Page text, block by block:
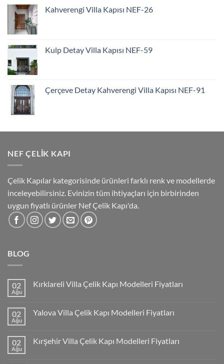
Kahverengi Villa Kapısı NEF-26
Kulp Detay Villa Kapısı NEF-59
Çerçeve Detay Kahverengi Villa Kapısı NEF-91
NEF ÇELIK KAPI
Çelik Kapılar kategorisinde ürünleri farklı renk ve modellerde
inceleyebilirsiniz. Evinizin tüm ihtiyaçları için birbirinden
uygun fiyatlı ürünler Nef Çelik Kapı'da.
BLOG
02
Ağu
Kırklareli Villa Çelik Kapı Modelleri Fiyatları
02
Ağu
Yalova Villa Çelik Kapı Modelleri Fiyatları
02
Ağu
Kırşehir Villa Çelik Kapı Modelleri Fiyatları